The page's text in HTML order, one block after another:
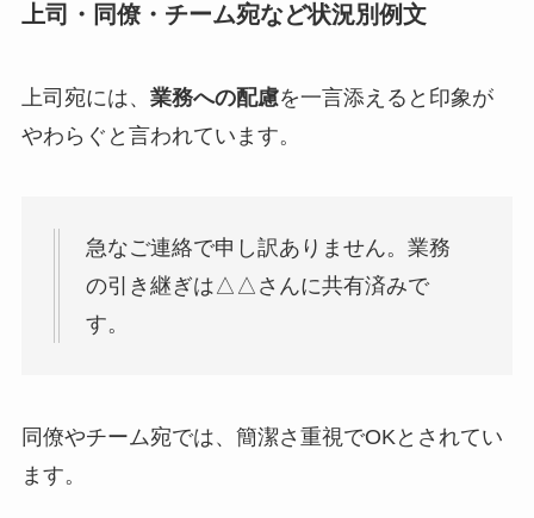
上司・同僚・チーム宛など状況別例文
上司宛には、 業務への配慮を一言添えると印象が
やわらぐと言われています。
急なご連絡で申し訳ありません。業務
の引き継ぎは△△さんに共有済みで
す。
同僚やチーム宛では、簡潔さ重視でOKとされてい
ます。